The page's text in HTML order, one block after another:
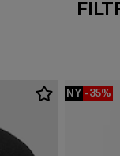
NY -35%